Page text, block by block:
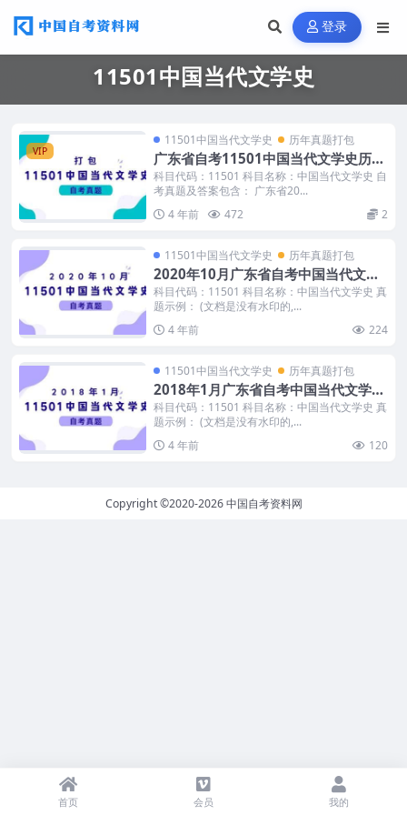
登录
11501中国当代文学史
VIP
11501中国当代文学史 历年真题打包
广东省自考11501中国当代文学史历年
真题及答案
科目代码：11501 科目名称：中国当代文学史 自
考真题及答案包含： 广东省20...
4 年前
472 2
11501中国当代文学史 历年真题打包
2020年10月广东省自考中国当代文学
史真题及答案
科目代码：11501 科目名称：中国当代文学史 真
题示例： (文档是没有水印的,...
4 年前
224
11501中国当代文学史 历年真题打包
2018年1月广东省自考中国当代文学史
真题及答案
科目代码：11501 科目名称：中国当代文学史 真
题示例： (文档是没有水印的,...
4 年前
120
Copyright ©2020-2026中国自考资料网
首页 会员 我的